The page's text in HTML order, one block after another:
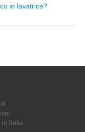
in lavatrice?
Italia.